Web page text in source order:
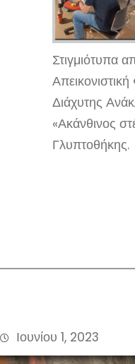
Στιγμιότυπα
Διάχυτης
«Ακάνθινος
Γλυπτοθήκης.
Ιουνίου 1, 2023